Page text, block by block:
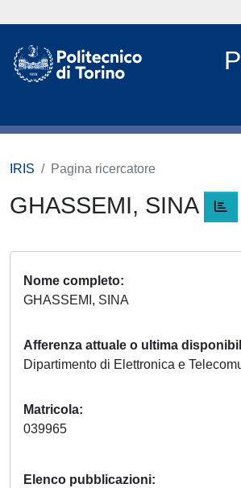
IRIS Pagina ricercatore
GHASSEMI, SINA
Nome completo
GHASSEMI, SINA
Afferenza attuale o ultima
Dipartimento di Elettronica e
Matricola
039965
Elenco pubblicazioni